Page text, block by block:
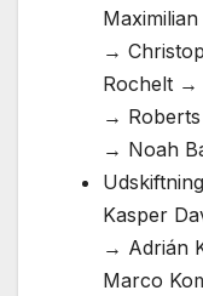
→
Rochelt →
→ Roberts
→ Noah
Kasper
→ Adrián
Marco